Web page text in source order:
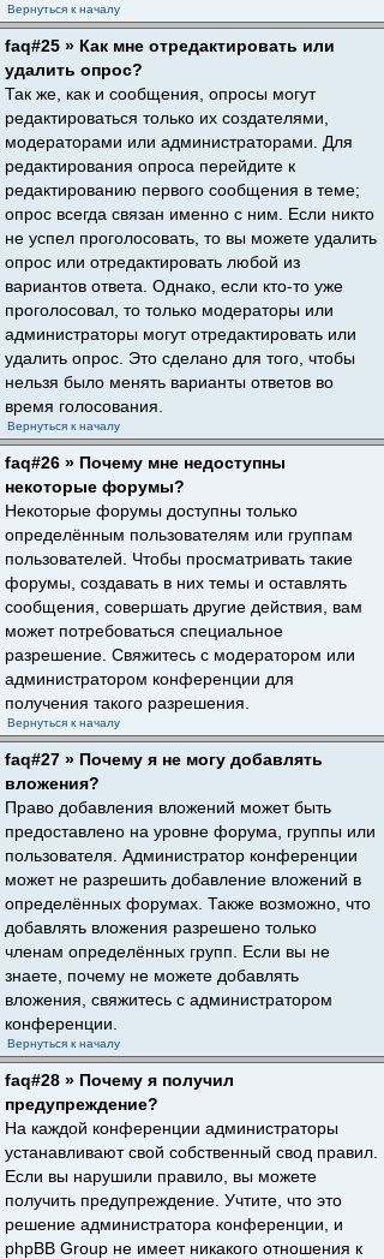
Вернуться к началу
faq#25 » Как мне отредактировать или
удалить опрос?
Так же, как и сообщения, опросы могут
редактироваться только их создателями,
модераторами или администраторами. Для
редактирования опроса перейдите к
редактированию первого сообщения в теме;
опрос всегда связан именно с ним. Если никто
не успел проголосовать, то вы можете удалить
опрос или отредактировать любой из
вариантов ответа. Однако, если кто-то уже
проголосовал, то только модераторы или
администраторы могут отредактировать или
удалить опрос. Это сделано для того, чтобы
нельзя было менять варианты ответов во
время голосования.
Вернуться к началу
faq#26 » Почему мне недоступны
некоторые форумы?
Некоторые форумы доступны только
определённым пользователям или группам
пользователей. Чтобы просматривать такие
форумы, создавать в них темы и оставлять
сообщения, совершать другие действия, вам
может потребоваться специальное
разрешение. Свяжитесь с модератором или
администратором конференции для
получения такого разрешения.
Вернуться к началу
faq#27 » Почему я не могу добавлять
вложения?
Право добавления вложений может быть
предоставлено на уровне форума, группы или
пользователя. Администратор конференции
может не разрешить добавление вложений в
определённых форумах. Также возможно, что
добавлять вложения разрешено только
членам определённых групп. Если вы не
знаете, почему не можете добавлять
вложения, свяжитесь с администратором
конференции.
Вернуться к началу
faq#28 » Почему я получил
предупреждение?
На каждой конференции администраторы
устанавливают свой собственный свод правил.
Если вы нарушили правило, вы можете
получить предупреждение. Учтите, что это
решение администратора конференции, и
phpBB Group не имеет никакого отношения к